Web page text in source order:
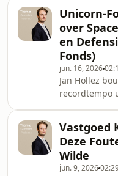
bestaat er
ingevuld.
chirurg,
en oprichter
gesprek
oprichter
Willemse,
maakt:
hebben b
Unicorn-
over
en
Fonds)
jun. 16, 2026
Jan Hollez
recordtempo
cruciale
Space &amp;
onthult Jan
vroege
Vastgoed
Deze
Wilde
jun. 9, 2026